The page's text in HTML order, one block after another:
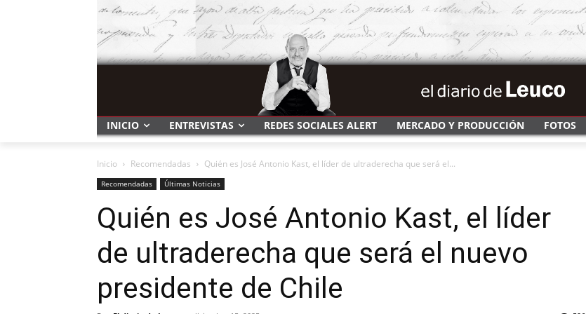
INICIO ENTREVISTAS REDES SOCIALES ALERT MERCADO Y PRODUCCIÓN FOTOS
Inicio Recomendadas Quién es José Antonio Kast, el líder de ultraderecha que será el...
Recomendadas Últimas Noticias
Quién es José Antonio Kast, el líder
de ultraderecha que será el nuevo
presidente de Chile